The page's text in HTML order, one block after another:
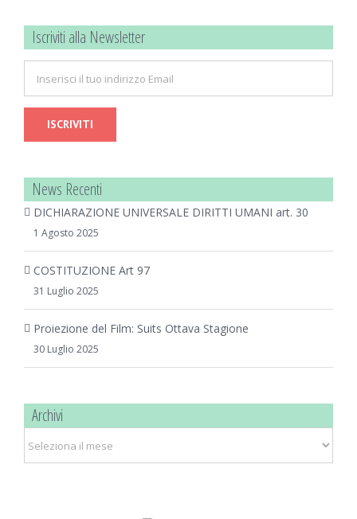
Iscriviti alla Newsletter
News Recenti
DICHIARAZIONE UNIVERSALE DIRITTI UMANI art. 30
1 Agosto 2025
COSTITUZIONE Art 97
31 Luglio 2025
Proiezione del Film: Suits Ottava Stagione
30 Luglio 2025
Archivi